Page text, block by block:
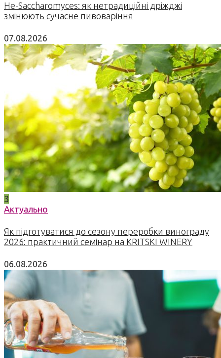
Не-Saccharomyces: як нетрадиційні дріжджі
змінюють сучасне пивоваріння
07.08.2026
3
Актуально
Як підготуватися до сезону переробки винограду
2026: практичний семінар на KRITSKI WINERY
06.08.2026